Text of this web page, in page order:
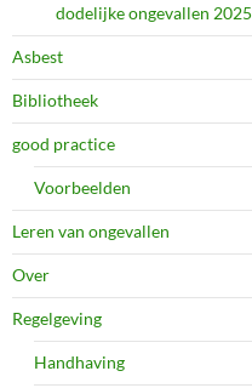
dodelijke ongevallen 2025
Asbest
Bibliotheek
good practice
Voorbeelden
Leren van ongevallen
Over
Regelgeving
Handhaving